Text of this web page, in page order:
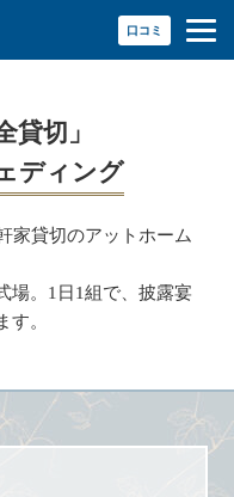
口コミ
貸切」
ディング
家貸切のアットホーム
場。1日1組で、披露宴
す。